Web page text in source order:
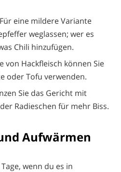
eine mildere Variante
weglassen; wer es
Chili hinzufügen.
von Hackfleisch können Sie
oder Tofu verwenden.
Sie das Gericht mit
Radieschen für mehr Biss.
Aufwärmen
wenn du es in